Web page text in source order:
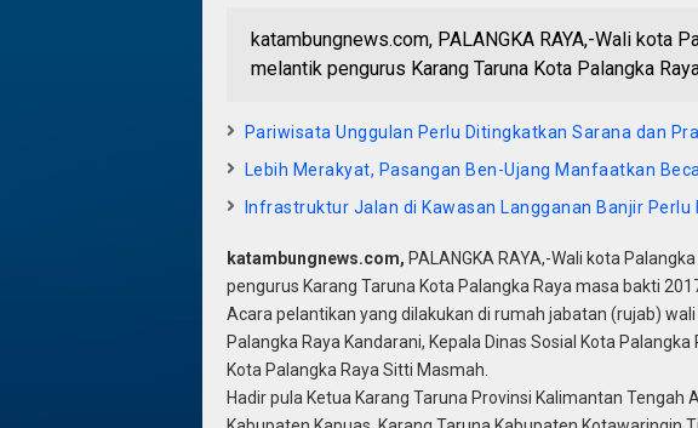
katambungnews.com, PALANGKA RAYA,-Wali kota
melantik pengurus Karang Taruna Kota Palangka
Pariwisata Unggulan Perlu Ditingkatkan Sarana dan
Lebih Merakyat, Pasangan Ben-Ujang Manfaatkan
Infrastruktur Jalan di Kawasan Langganan Banjir
katambungnews.com, PALANGKA RAYA,-Wali kota
pengurus Karang Taruna Kota Palangka Raya masa bakti
Acara pelantikan yang dilakukan di rumah jabatan (rujab)
Palangka Raya Kandarani, Kepala Dinas Sosial Kota
Kota Palangka Raya Sitti Masmah.
Hadir pula Ketua Karang Taruna Provinsi Kalimantan Tengah